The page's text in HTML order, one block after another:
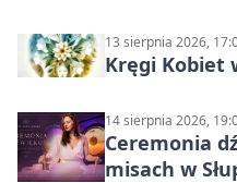
13 sierpnia 2026,
Kręgi Kobiet
14 sierpnia 2026,
Ceremonia
misach w